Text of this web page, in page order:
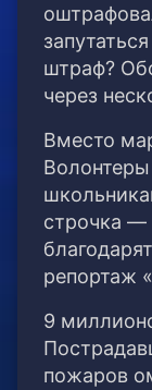
штраф?
через
Вместо
строчка —
репортаж
9
пожаров